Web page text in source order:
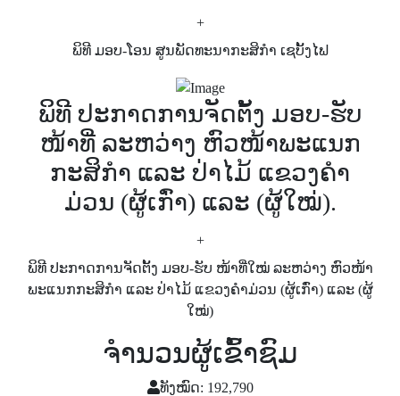
+
ພິທີ ມອບ-ໂອນ ສູນພັດທະນາກະສິກຳ ເຊບັ້ງໄຟ
ພິທີ ປະກາດການຈັດຕັ້ງ ມອບ-ຮັບ
ໜ້າທີ່ ລະຫວ່າງ ຫົວໜ້າພະແນກ
ກະສິກຳ ແລະ ປ່າໄມ້ ແຂວງຄຳ
ມ່ວນ (ຜູ້ເກົ່າ) ແລະ (ຜູ້ໃໝ່).
+
ພິທີ ປະກາດການຈັດຕັ້ງ ມອບ-ຮັບ ໜ້າທີ່ໃໝ່ ລະຫວ່າງ ຫົວໜ້າ
ພະແນກກະສິກຳ ແລະ ປ່າໄມ້ ແຂວງຄຳມ່ວນ (ຜູ້ເກົ່າ) ແລະ (ຜູ້
ໃໝ່)
ຈຳນວນຜູ້ເຂົ້າຊົມ
ທັງໝົດ: 192,790